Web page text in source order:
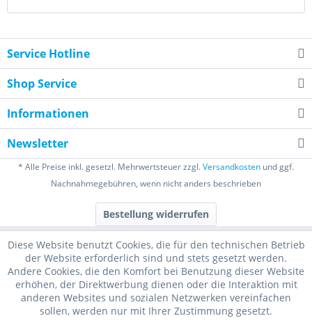
Service Hotline
Shop Service
Informationen
Newsletter
* Alle Preise inkl. gesetzl. Mehrwertsteuer zzgl.Versandkosten und ggf.
Nachnahmegebühren, wenn nicht anders beschrieben
Bestellung widerrufen
Diese Website benutzt Cookies, die für den technischen Betrieb
der Website erforderlich sind und stets gesetzt werden.
Andere Cookies, die den Komfort bei Benutzung dieser Website
erhöhen, der Direktwerbung dienen oder die Interaktion mit
anderen Websites und sozialen Netzwerken vereinfachen
sollen, werden nur mit Ihrer Zustimmung gesetzt.